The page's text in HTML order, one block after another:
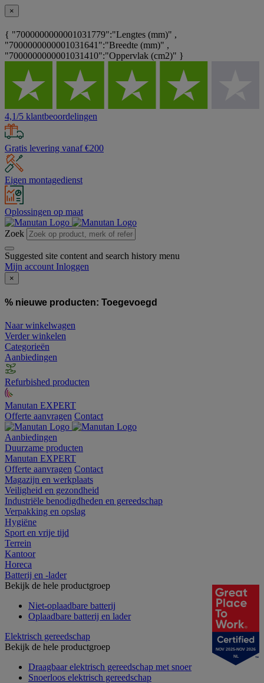
×
{ "7000000000001031779":"Lengtes (mm)" ,
"7000000000001031641":"Breedte (mm)" ,
"7000000000001031410":"Oppervlak (cm2)" }
4,1/5 klantbeoordelingen
Gratis levering vanaf €200
Eigen montagedienst
Oplossingen op maat
Zoek
Suggested site content and search history menu
Mijn account Inloggen
×
% nieuwe producten: Toegevoegd
Naar winkelwagen
Verder winkelen
Categorieën
Aanbiedingen
Refurbished producten
Manutan EXPERT
Offerte aanvragen Contact
Aanbiedingen
Duurzame producten
Manutan EXPERT
Offerte aanvragen Contact
Magazijn en werkplaats
Veiligheid en gezondheid
Industriële benodigdheden en gereedschap
Verpakking en opslag
Hygiëne
Sport en vrije tijd
Terrein
Kantoor
Horeca
Batterij en -lader
Bekijk de hele productgroep
Niet-oplaadbare batterij
Oplaadbare batterij en lader
Elektrisch gereedschap
Bekijk de hele productgroep
Draagbaar elektrisch gereedschap met snoer
Snoerloos elektrisch gereedschap
NOV 2025-NOV 2026
NL